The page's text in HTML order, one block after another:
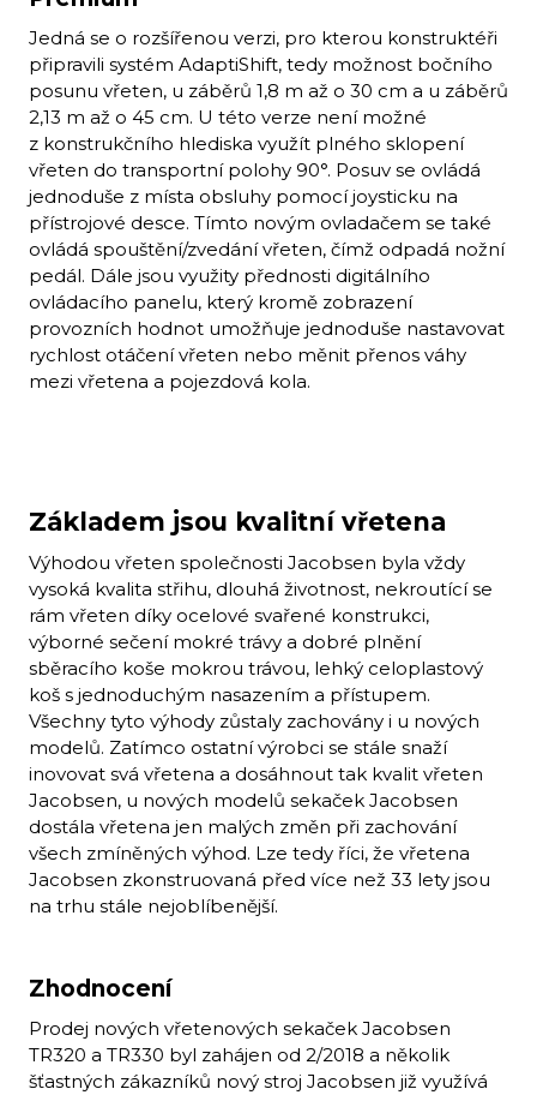
Jedná se o rozšířenou verzi, pro kterou konstruktéři
připravili systém AdaptiShift, tedy možnost bočního
posunu vřeten, u záběrů 1,8 m až o 30 cm a u záběrů
2,13 m až o 45 cm. U této verze není možné
z konstrukčního hlediska využít plného sklopení
vřeten do transportní polohy 90°. Posuv se ovládá
jednoduše z místa obsluhy pomocí joysticku na
přístrojové desce. Tímto novým ovladačem se také
ovládá spouštění/zvedání vřeten, čímž odpadá nožní
pedál. Dále jsou využity přednosti digitálního
ovládacího panelu, který kromě zobrazení
provozních hodnot umožňuje jednoduše nastavovat
rychlost otáčení vřeten nebo měnit přenos váhy
mezi vřetena a pojezdová kola.
Základem jsou kvalitní vřetena
Výhodou vřeten společnosti Jacobsen byla vždy
vysoká kvalita střihu, dlouhá životnost, nekroutící se
rám vřeten díky ocelové svařené konstrukci,
výborné sečení mokré trávy a dobré plnění
sběracího koše mokrou trávou, lehký celoplastový
koš s jednoduchým nasazením a přístupem.
Všechny tyto výhody zůstaly zachovány i u nových
modelů. Zatímco ostatní výrobci se stále snaží
inovovat svá vřetena a dosáhnout tak kvalit vřeten
Jacobsen, u nových modelů sekaček Jacobsen
dostála vřetena jen malých změn při zachování
všech zmíněných výhod. Lze tedy říci, že vřetena
Jacobsen zkonstruovaná před více než 33 lety jsou
na trhu stále nejoblíbenější.
Zhodnocení
Prodej nových vřetenových sekaček Jacobsen
TR320 a TR330 byl zahájen od 2/2018 a několik
šťastných zákazníků nový stroj Jacobsen již využívá